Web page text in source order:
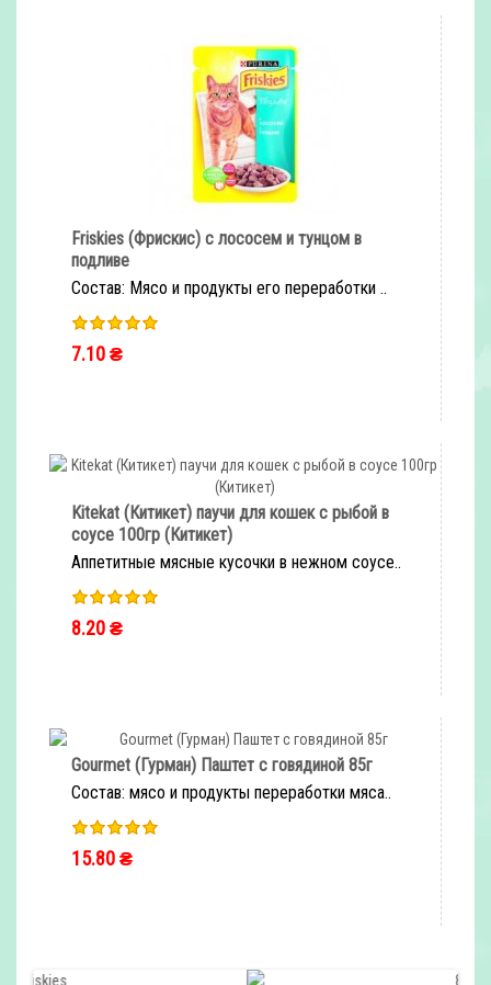
Friskies (Фрискис) с лососем и тунцом в
подливе
Состав: Мясо и продукты его переработки ..
7.10 ₴
Kitekat (Китикет) паучи для кошек с рыбой в
соусе 100гр (Китикет)
Аппетитные мясные кусочки в нежном соусе..
8.20 ₴
Gourmet (Гурман) Паштет с говядиной 85г
Состав: мясо и продукты переработки мяса..
15.80 ₴